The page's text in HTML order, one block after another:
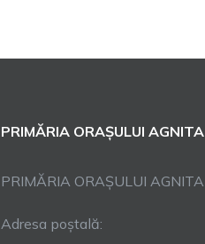
PRIMĂRIA ORAȘULUI AGNITA
PRIMĂRIA ORAȘULUI AGNITA
Adresa poștală: